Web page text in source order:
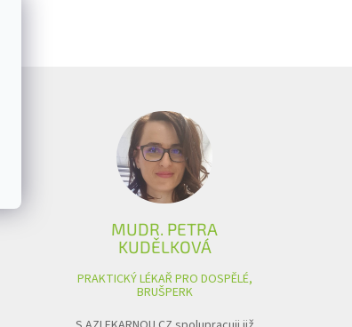
MUDR. PETRA
KUDĚLKOVÁ
PRAKTICKÝ LÉKAŘ PRO DOSPĚLÉ,
BRUŠPERK